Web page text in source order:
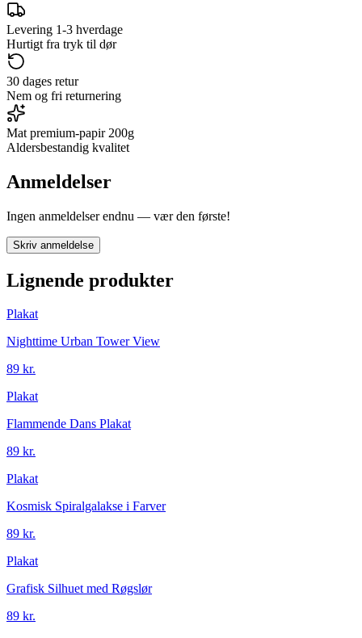
Levering 1-3 hverdage
Hurtigt fra tryk til dør
30 dages retur
Nem og fri returnering
Mat premium-papir 200g
Aldersbestandig kvalitet
Anmeldelser
Ingen anmeldelser endnu — vær den første!
Skriv anmeldelse
Lignende produkter
Plakat
Nighttime Urban Tower View
89 kr.
Plakat
Flammende Dans Plakat
89 kr.
Plakat
Kosmisk Spiralgalakse i Farver
89 kr.
Plakat
Grafisk Silhuet med Røgslør
89 kr.